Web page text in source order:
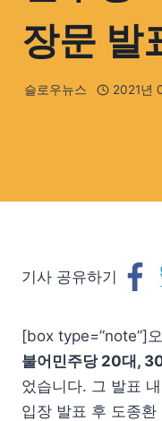
장문 발
슬로우뉴스 2021년
기사 공유하기
[box type=”note”]
불어민주당 20대,
었습니다. 그 발표
입장 발표 후 도종